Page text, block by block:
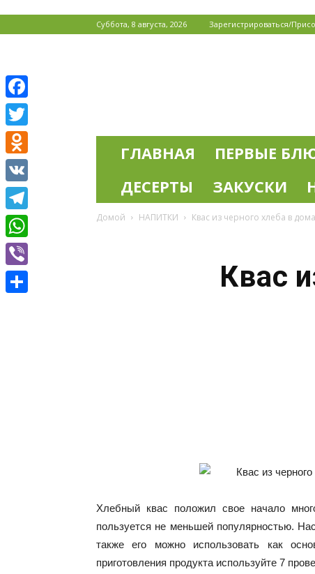
Суббота, 8 августа, 2026 Зарегистрироваться/
ГЛАВНАЯ ПЕРВЫЕ
ДЕСЕРТЫ
ЗАКУСКИ
Домой НАПИТКИ Квас из черного хлеба в
Квас
Хлебный квас положил свое начало
пользуется не меньшей популярностью.
также его можно использовать как
приготовления продукта используйте 7
Facebook
Twitter
Odnoklassniki
VK
Telegram
WhatsApp
Viber